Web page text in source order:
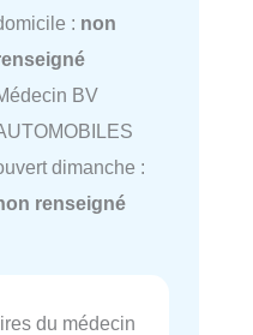
: non
BV
dimanche :
renseigné
du médecin